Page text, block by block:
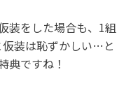
装をした場合も、1組
仮装は恥ずかしい…と
典ですね！